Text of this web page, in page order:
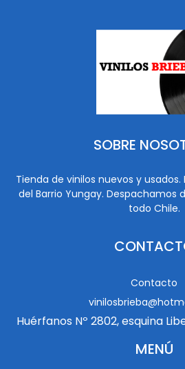
SOBRE
Tienda de vinilos nuevos y
del Barrio Yungay. Despachamos
todo Chile.
Contacto
Huérfanos Nº 2802, esquina
MENÚ